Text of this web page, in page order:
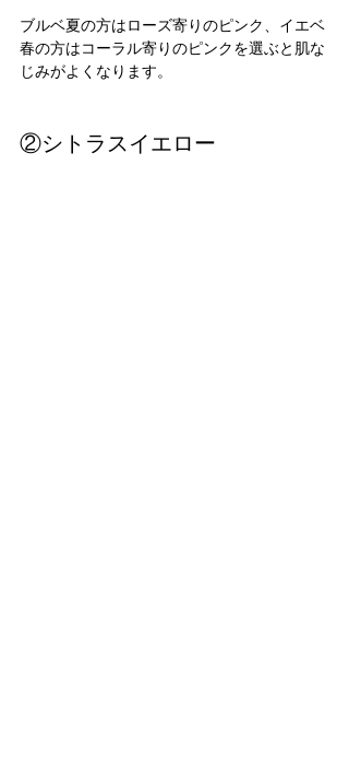
ブルベ夏の方はローズ寄りのピンク、イエベ
春の方はコーラル寄りのピンクを選ぶと肌な
じみがよくなります。
②シトラスイエロー